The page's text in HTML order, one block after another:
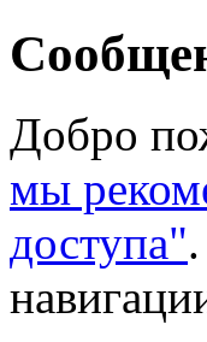
Добро
мы
доступа"